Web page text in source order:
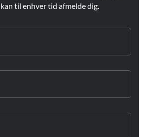
til enhver tid afmelde dig.